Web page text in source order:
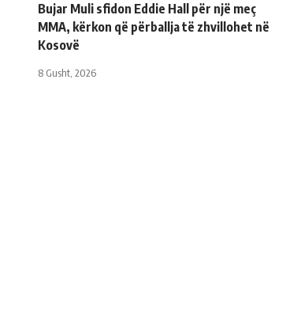
Bujar Muli sfidon Eddie Hall për një meç
MMA, kërkon që përballja të zhvillohet në
Kosovë
8 Gusht, 2026